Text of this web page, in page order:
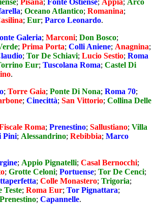
; Oceano Atlantico; Romanina;
; Eur; Parco Leonardo.
Galeria; Marconi; Don Bosco;
; Prima Porta; Colli Aniene; Anagnina;
; Tor De Schiavi; Lucio Sestio; Roma
Eur; Tuscolana Roma; Castel Di
.
; Torre Gaia; Ponte Di Nona; Roma 70;
; Cinecittà; San Vittorio; Collina Delle
Roma; Prenestino; Sallustiano; Villa
Pini; Alessandrino; Rebibbia; Marco
; Appio Pignatelli; Casal Bernocchi;
; Grotte Celoni; Portuense; Tor De Cenci;
; Colle Monastero; Trigoria;
Teste; Roma Eur; Tor Pignattara;
; Capannelle.